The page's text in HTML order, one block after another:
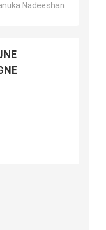
Nadeeshan